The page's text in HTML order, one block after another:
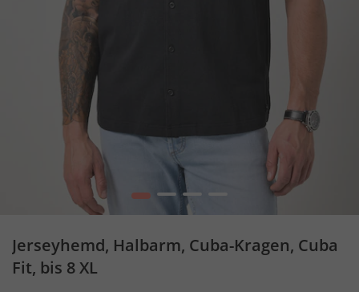
1 2 3 4
Jerseyhemd, Halbarm, Cuba-Kragen, Cuba
Fit, bis 8 XL